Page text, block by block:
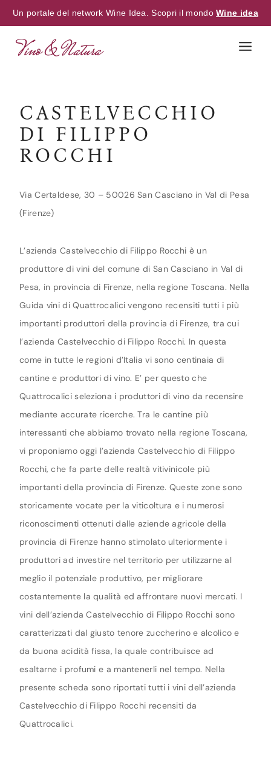
Un portale del network Wine Idea. Scopri il mondoWine idea
CASTELVECCHIO
DI FILIPPO
ROCCHI
Via Certaldese, 30 – 50026 San Casciano in Val di Pesa
(Firenze)
L’azienda Castelvecchio di Filippo Rocchi è un
produttore di vini del comune di San Casciano in Val di
Pesa, in provincia di Firenze, nella regione Toscana. Nella
Guida vini di Quattrocalici vengono recensiti tutti i più
importanti produttori della provincia di Firenze, tra cui
l’azienda Castelvecchio di Filippo Rocchi. In questa
come in tutte le regioni d’Italia vi sono centinaia di
cantine e produttori di vino. E’ per questo che
Quattrocalici seleziona i produttori di vino da recensire
mediante accurate ricerche. Tra le cantine più
interessanti che abbiamo trovato nella regione Toscana,
vi proponiamo oggi l’azienda Castelvecchio di Filippo
Rocchi, che fa parte delle realtà vitivinicole più
importanti della provincia di Firenze. Queste zone sono
storicamente vocate per la viticoltura e i numerosi
riconoscimenti ottenuti dalle aziende agricole della
provincia di Firenze hanno stimolato ulteriormente i
produttori ad investire nel territorio per utilizzarne al
meglio il potenziale produttivo, per migliorare
costantemente la qualità ed affrontare nuovi mercati. I
vini dell’azienda Castelvecchio di Filippo Rocchi sono
caratterizzati dal giusto tenore zuccherino e alcolico e
da buona acidità fissa, la quale contribuisce ad
esaltarne i profumi e a mantenerli nel tempo. Nella
presente scheda sono riportati tutti i vini dell’azienda
Castelvecchio di Filippo Rocchi recensiti da
Quattrocalici.